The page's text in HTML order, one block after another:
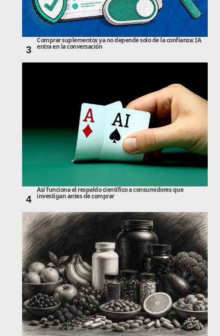
3
Comprar suplementos ya no depende solo de la confianza: IA
entra en la conversación
4
Así funciona el respaldo científico a consumidores que
investigan antes de comprar